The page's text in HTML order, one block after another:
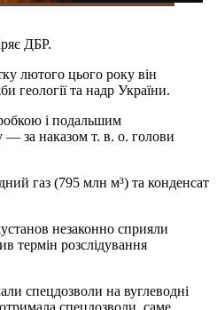
ДБР.
лютого цього року він
геології та надр України.
і подальшим
— за наказом т. в. о. голови
газ (795 млн м³) та конденсат
незаконно сприяли
термін розслідування
спецдозволи на вуглеводні
спецдозволи, саме